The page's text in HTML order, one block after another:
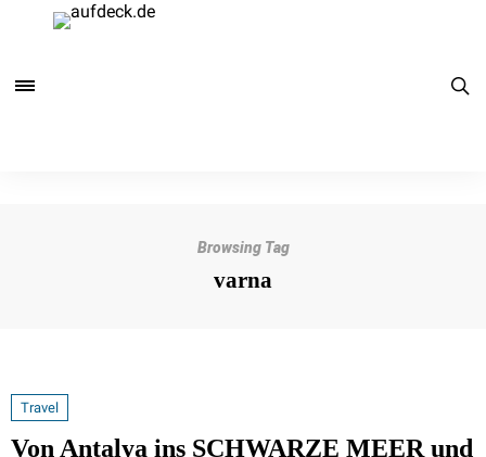
Browsing Tag
varna
Travel
Von Antalya ins SCHWARZE MEER und